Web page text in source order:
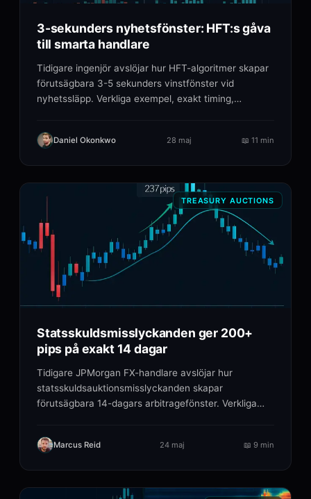
3-sekunders nyhetsfönster: HFT:s gåva
till smarta handlare
Tidigare ingenjör avslöjar hur HFT-algoritmer skapar
förutsägbara 3-5 sekunders vinstfönster vid
nyhetssläpp. Verkliga exempel, exakt timing,
Daniel Okonkwo 28 maj 📖 11 min
TREASURY AUCTIONS
Statsskuldsmisslyckanden ger 200+
pips på exakt 14 dagar
Tidigare JPMorgan FX-handlare avslöjar hur
statsskuldsauktionsmisslyckanden skapar
förutsägbara 14-dagars arbitragefönster. Verkliga
Marcus Reid 24 maj 📖 9 min